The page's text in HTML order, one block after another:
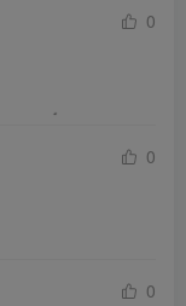
0
0
0